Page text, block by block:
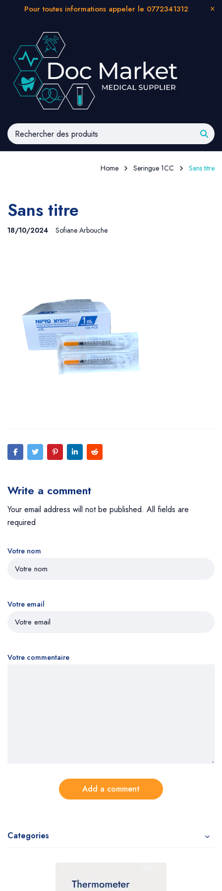
Pour toutes informations appeler le 0772341312
Home Seringue 1CC Sans titre
Sans titre
18/10/2024 Sofiane Arbouche
Write a comment
Your email address will not be published. All fields are
required
Votre nom
Votre email
Votre commentaire
Add a comment
Categories